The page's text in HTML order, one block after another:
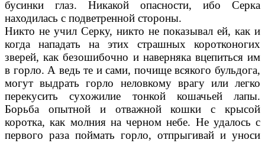
бусинки глаз. Никакой опасности, ибо Серка
находилась с подветренной стороны.
Никто не учил Серку, никто не показывал ей, как и
когда нападать на этих страшных коротконогих
зверей, как безошибочно и наверняка вцепиться им
в горло. А ведь те и сами, почище всякого бульдога,
могут выдрать горло неловкому врагу или легко
перекусить сухожилие тонкой кошачьей лапы.
Борьба опытной и отважной кошки с крысой
коротка, как молния на черном небе. Не удалось с
первого раза поймать горло, отпрыгивай и уноси